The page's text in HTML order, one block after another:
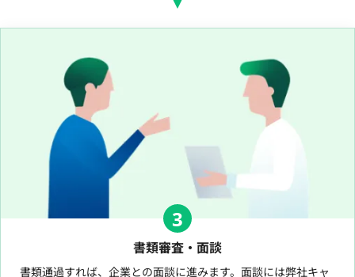
3
書類審査・面談
書類通過すれば、企業との面談に進みます。面談には弊社キャ